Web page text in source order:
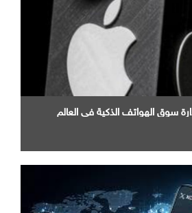
سوق الهواتف الذكية في العالم